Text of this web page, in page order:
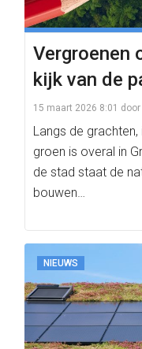
Vergroenen
kijk van de
15 maart 2026 8:01 door
Langs de
groen is overal in
de stad staat de
bouwen…
NIEUWS